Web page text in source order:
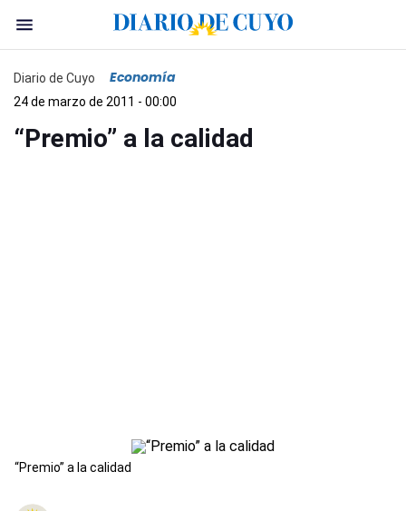
Diario de Cuyo Economía
24 de marzo de 2011 - 00:00
“Premio” a la calidad
“Premio” a la calidad